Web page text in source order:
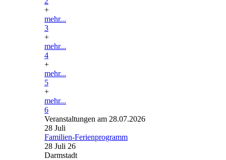
+
mehr...
3
+
mehr...
4
+
mehr...
5
+
mehr...
6
Veranstaltungen am 28.07.2026
28 Juli
Familien-Ferienprogramm
28 Juli 26
Darmstadt